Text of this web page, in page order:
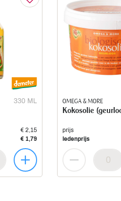
330 ML
€ 2,15
€ 1,79
OMEGA & MORE
Kokosolie
prijs
ledenprijs